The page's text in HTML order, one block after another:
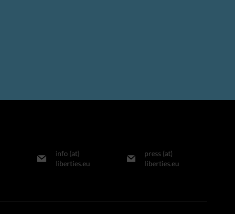
info (at)
liberties.eu
press (at)
liberties.eu